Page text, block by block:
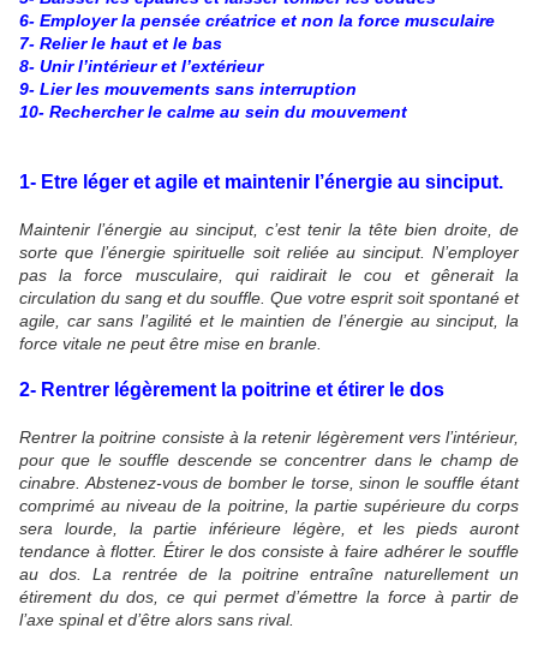
6- Employer la pensée créatrice et non la force musculaire
7- Relier le haut et le bas
8- Unir l’intérieur et l’extérieur
9- Lier les mouvements sans interruption
10- Rechercher le calme au sein du mouvement
1- Etre léger et agile et maintenir l’énergie au sinciput.
Maintenir l’énergie au sinciput, c’est tenir la tête bien droite, de
sorte que l’énergie spirituelle soit reliée au sinciput. N’employer
pas la force musculaire, qui raidirait le cou et gênerait la
circulation du sang et du souffle. Que votre esprit soit spontané et
agile, car sans l’agilité et le maintien de l’énergie au sinciput, la
force vitale ne peut être mise en branle.
2- Rentrer légèrement la poitrine et étirer le dos
Rentrer la poitrine consiste à la retenir légèrement vers l’intérieur,
pour que le souffle descende se concentrer dans le champ de
cinabre. Abstenez-vous de bomber le torse, sinon le souffle étant
comprimé au niveau de la poitrine, la partie supérieure du corps
sera lourde, la partie inférieure légère, et les pieds auront
tendance à flotter. Étirer le dos consiste à faire adhérer le souffle
au dos. La rentrée de la poitrine entraîne naturellement un
étirement du dos, ce qui permet d’émettre la force à partir de
l’axe spinal et d’être alors sans rival.